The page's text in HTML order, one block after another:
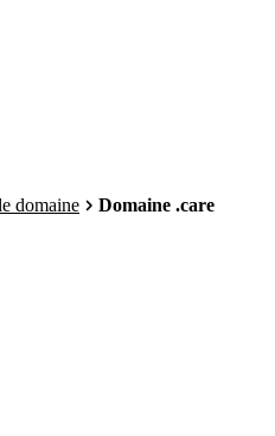
domaine Domaine .care